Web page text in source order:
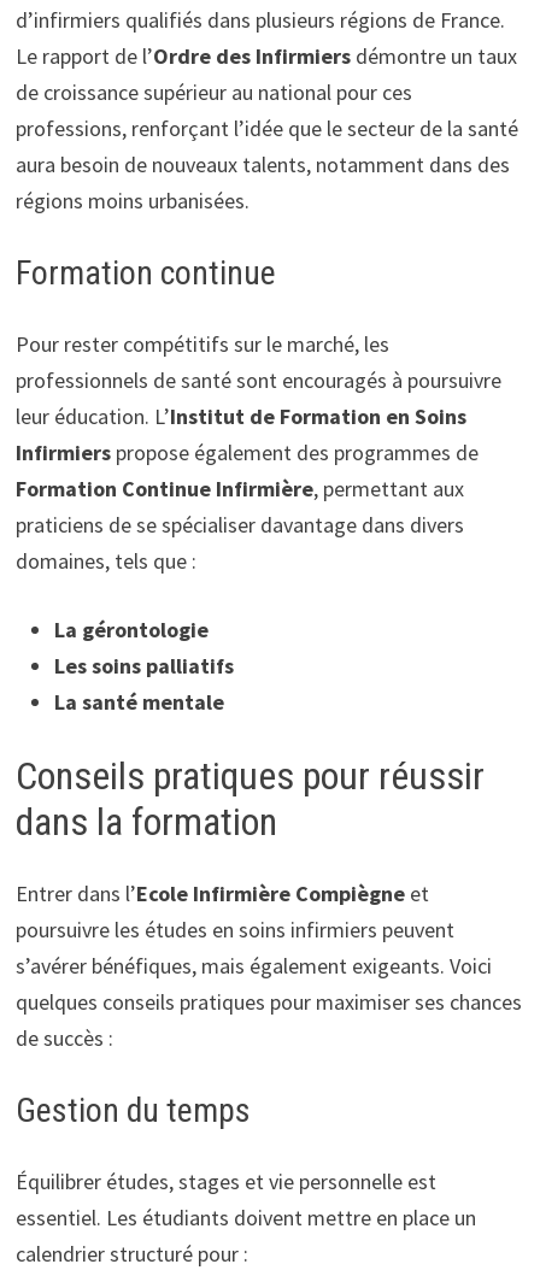
d’infirmiers qualifiés dans plusieurs régions de France.
Le rapport de l’Ordre des Infirmiersdémontre un taux
de croissance supérieur au national pour ces
professions, renforçant l’idée que le secteur de la santé
aura besoin de nouveaux talents, notamment dans des
régions moins urbanisées.
Formation continue
Pour rester compétitifs sur le marché, les
professionnels de santé sont encouragés à poursuivre
leur éducation. L’Institut de Formation en Soins
Infirmierspropose également des programmes de
Formation Continue Infirmière, permettant aux
praticiens de se spécialiser davantage dans divers
domaines, tels que :
La gérontologie
Les soins palliatifs
La santé mentale
Conseils pratiques pour réussir
dans la formation
Entrer dans l’Ecole Infirmière Compiègneet
poursuivre les études en soins infirmiers peuvent
s’avérer bénéfiques, mais également exigeants. Voici
quelques conseils pratiques pour maximiser ses chances
de succès :
Gestion du temps
Équilibrer études, stages et vie personnelle est
essentiel. Les étudiants doivent mettre en place un
calendrier structuré pour :